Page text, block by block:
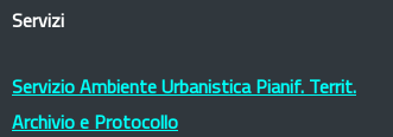
Servizi
Servizio Ambiente Urbanistica Pianif. Territ.
Archivio e Protocollo